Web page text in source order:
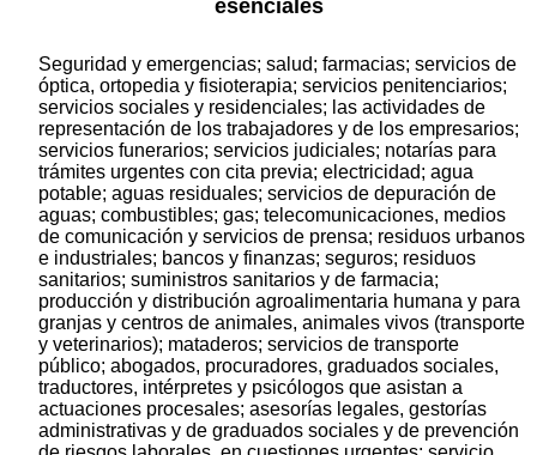
esenciales
Seguridad y emergencias; salud; farmacias; servicios de
óptica, ortopedia y fisioterapia; servicios penitenciarios;
servicios sociales y residenciales; las actividades de
representación de los trabajadores y de los empresarios;
servicios funerarios; servicios judiciales; notarías para
trámites urgentes con cita previa; electricidad; agua
potable; aguas residuales; servicios de depuración de
aguas; combustibles; gas; telecomunicaciones, medios
de comunicación y servicios de prensa; residuos urbanos
e industriales; bancos y finanzas; seguros; residuos
sanitarios; suministros sanitarios y de farmacia;
producción y distribución agroalimentaria humana y para
granjas y centros de animales, animales vivos (transporte
y veterinarios); mataderos; servicios de transporte
público; abogados, procuradores, graduados sociales,
traductores, intérpretes y psicólogos que asistan a
actuaciones procesales; asesorías legales, gestorías
administrativas y de graduados sociales y de prevención